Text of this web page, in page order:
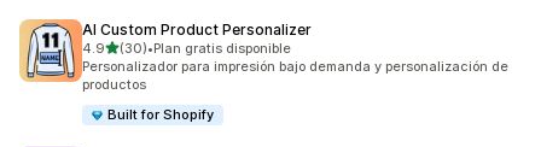
AI Custom Product Personalizer
4.9de 5 estrellas
(30)
30 reseñas en total
•Plan gratis disponible
Personalizador para impresión bajo demanda y personalización de
productos
Built for Shopify